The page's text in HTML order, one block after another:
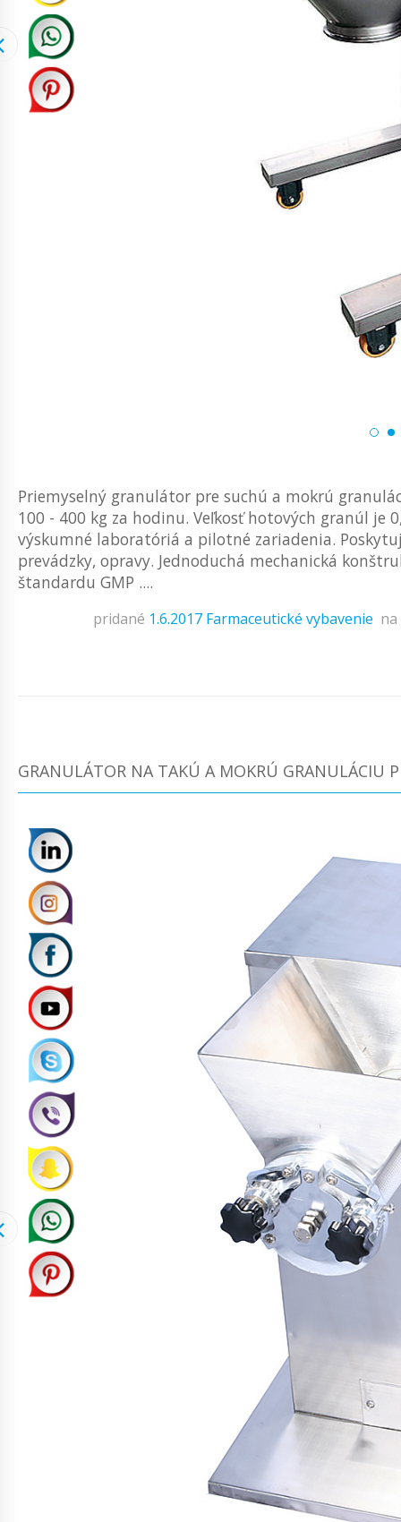
Priemyselný granulátor pre suchú a mokrú
100 - 400 kg za hodinu. Veľkosť hotových granúl je
výskumné laboratóriá a pilotné zariadenia.
prevádzky, opravy. Jednoduchá mechanická
štandardu GMP ....
pridané 1.6.2017 Farmaceutické vybavenie na
GRANULÁTOR NA TAKÚ A MOKRÚ GRANULÁCIU